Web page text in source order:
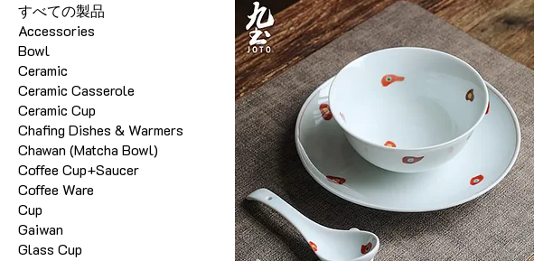
すべての製品
Accessories
Bowl
Ceramic
Ceramic Casserole
Ceramic Cup
Chafing Dishes & Warmers
Chawan (Matcha Bowl)
Coffee Cup+Saucer
Coffee Ware
Cup
Gaiwan
Glass Cup